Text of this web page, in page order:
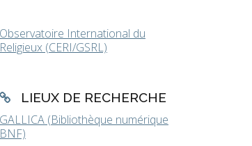
Observatoire International du
Religieux (CERI/GSRL)
LIEUX DE RECHERCHE
GALLICA (Bibliothèque numérique
BNF)